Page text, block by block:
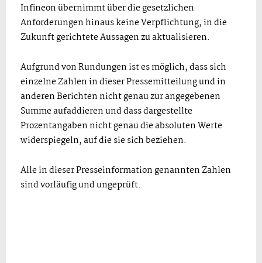
Infineon übernimmt über die gesetzlichen
Anforderungen hinaus keine Verpflichtung, in die
Zukunft gerichtete Aussagen zu aktualisieren.
Aufgrund von Rundungen ist es möglich, dass sich
einzelne Zahlen in dieser Pressemitteilung und in
anderen Berichten nicht genau zur angegebenen
Summe aufaddieren und dass dargestellte
Prozentangaben nicht genau die absoluten Werte
widerspiegeln, auf die sie sich beziehen.
Alle in dieser Presseinformation genannten Zahlen
sind vorläufig und ungeprüft.